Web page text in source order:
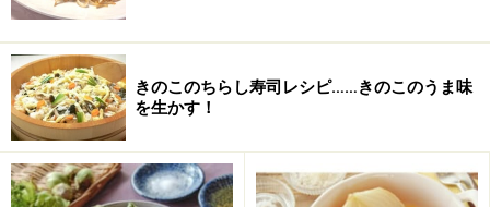
きのこのちらし寿司レシピ……きのこのうま味
を生かす！